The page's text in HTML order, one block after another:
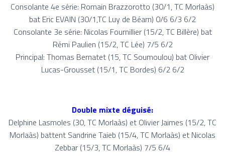
Consolante 4e série: Romain Brazzorotto (30/1,TC Morlaàs)
bat Eric EVAIN (30/1,TC Luy de Béarn) 0/6 6/3 6/2
Consolante 3e série: Nicolas Fournillier (15/2,TC Billère) bat
Rémi Paulien (15/2,TC Lée) 7/5 6/2
Principal: Thomas Bernatet (15,TC Soumoulou) bat Olivier
Lucas-Grousset (15/1,TC Bordes) 6/2 6/2
Double mixte déguisé:
Delphine Lasmoles (30,TC Morlaàs) et Olivier Jaimes (15/2,TC
Morlaàs) battent Sandrine Taieb (15/4,TC Morlaàs) et Nicolas
Zebbar (15/3,TC Morlaàs) 7/5 6/4